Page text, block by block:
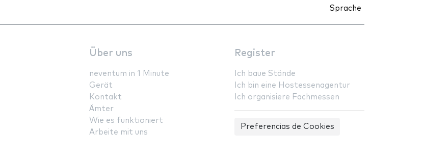
Sprache
Über uns
neventum in 1 Minute
Gerät
Kontakt
Ämter
Wie es funktioniert
Arbeite mit uns
Register
Ich baue Stände
Ich bin eine Hostessenagentur
Ich organisiere Fachmessen
Preferencias de Cookies